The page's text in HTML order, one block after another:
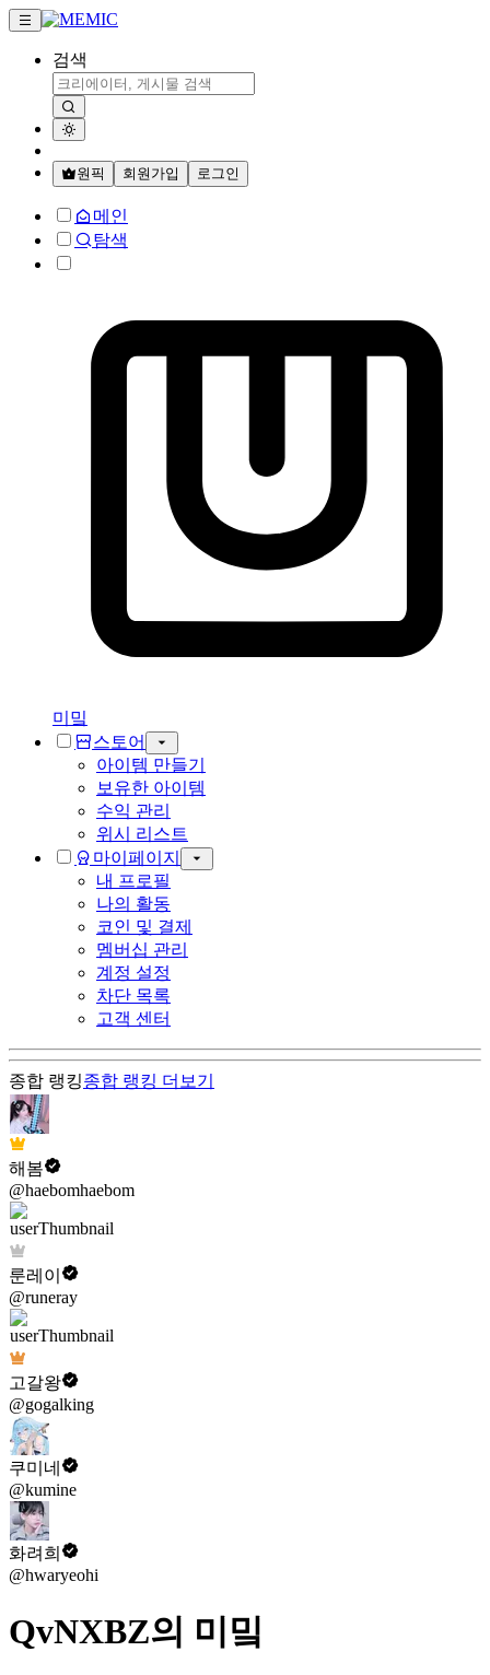
검색
원픽 회원가입 로그인
메인
탐색
미밐
스토어
아이템 만들기
보유한 아이템
수익 관리
위시 리스트
마이페이지
내 프로필
나의 활동
코인 및 결제
멤버십 관리
계정 설정
차단 목록
고객 센터
종합 랭킹종합 랭킹 더보기
해봄
@haebomhaebom
룬레이
@runeray
고갈왕
@gogalking
쿠미네
@kumine
화려희
@hwaryeohi
QvNXBZ의 미밐